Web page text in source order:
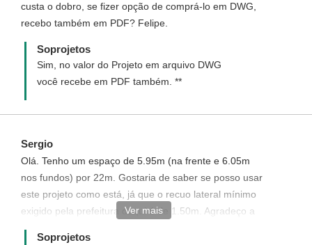
custa o dobro, se fizer opção de comprá-lo em DWG,
recebo também em PDF? Felipe.
Soprojetos
Sim, no valor do Projeto em arquivo DWG
você recebe em PDF também. **
Sergio
Olá. Tenho um espaço de 5.95m (na frente e 6.05m
nos fundos) por 22m. Gostaria de saber se posso usar
este projeto como está, já que o recuo lateral mínimo
exigido pela prefeitura daqui é de 1.50m. Agradeço a
atenção.
Ver mais
Soprojetos